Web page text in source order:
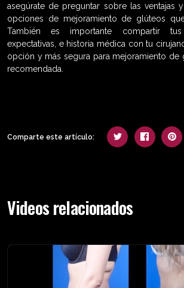
asegúrate de preguntar sobre las ventajas
opciones de mejoramiento de glúteos
También es importante compartir tus
expectativas, e historia médica con tu
opción y más segura para mejoramiento de
recomendada.
Comparte este artículo:
Videos relacionados